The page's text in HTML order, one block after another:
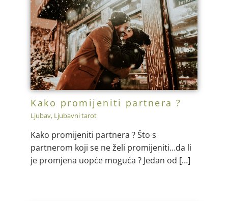
Kako promijeniti partnera ?
Ljubav, Ljubavni tarot
Kako promijeniti partnera ? Što s
partnerom koji se ne želi promijeniti…da li
je promjena uopće moguća ? Jedan od […]